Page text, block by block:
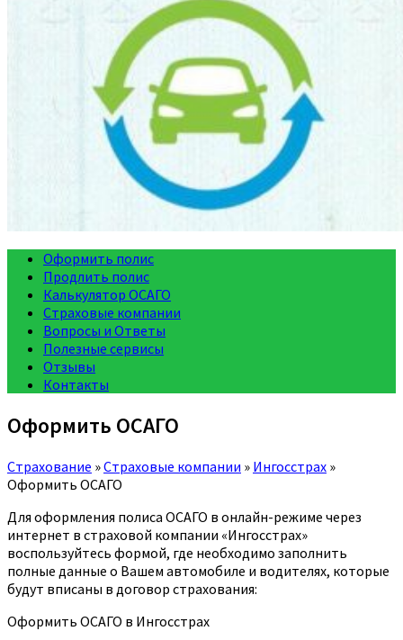
Оформить полис
Продлить полис
Калькулятор ОСАГО
Страховые компании
Вопросы и Ответы
Полезные сервисы
Отзывы
Контакты
Оформить ОСАГО
Страхование »Страховые компании » Ингосстрах »
Оформить ОСАГО
Для оформления полиса ОСАГО в онлайн-режиме через
интернет в страховой компании «Ингосстрах»
воспользуйтесь формой, где необходимо заполнить
полные данные о Вашем автомобиле и водителях, которые
будут вписаны в договор страхования:
Оформить ОСАГО в Ингосстрах